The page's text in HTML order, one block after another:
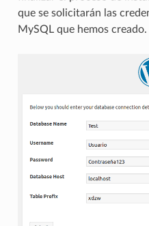
que se solicitarán las
MySQL que hemos creado.